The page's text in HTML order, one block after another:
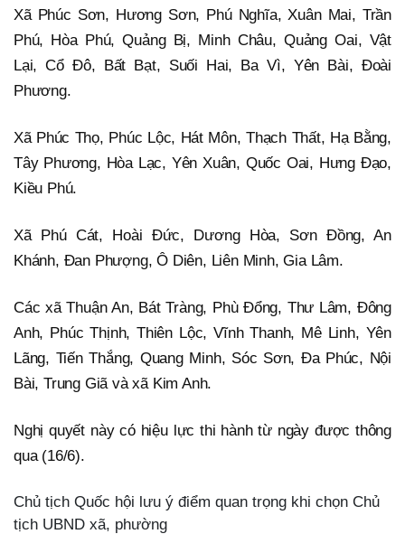
Xã Phúc Sơn, Hương Sơn, Phú Nghĩa, Xuân Mai, Trần
Phú, Hòa Phú, Quảng Bị, Minh Châu, Quảng Oai, Vật
Lại, Cổ Đô, Bất Bạt, Suối Hai, Ba Vì, Yên Bài, Đoài
Phương.
Xã Phúc Thọ, Phúc Lộc, Hát Môn, Thạch Thất, Hạ Bằng,
Tây Phương, Hòa Lạc, Yên Xuân, Quốc Oai, Hưng Đạo,
Kiều Phú.
Xã Phú Cát, Hoài Đức, Dương Hòa, Sơn Đồng, An
Khánh, Đan Phượng, Ô Diên, Liên Minh, Gia Lâm.
Các xã Thuận An, Bát Tràng, Phù Đổng, Thư Lâm, Đông
Anh, Phúc Thịnh, Thiên Lộc, Vĩnh Thanh, Mê Linh, Yên
Lãng, Tiến Thắng, Quang Minh, Sóc Sơn, Đa Phúc, Nội
Bài, Trung Giã và xã Kim Anh.
Nghị quyết này có hiệu lực thi hành từ ngày được thông
qua (16/6).
Chủ tịch Quốc hội lưu ý điểm quan trọng khi chọn Chủ
tịch UBND xã, phường